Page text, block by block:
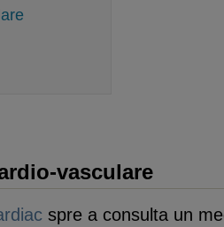
vasculare
spre a consulta un